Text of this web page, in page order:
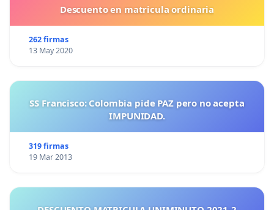
Descuento en matricula ordinaria
262 firmas
13 May 2020
SS Francisco: Colombia pide PAZ pero no acepta
IMPUNIDAD.
319 firmas
19 Mar 2013